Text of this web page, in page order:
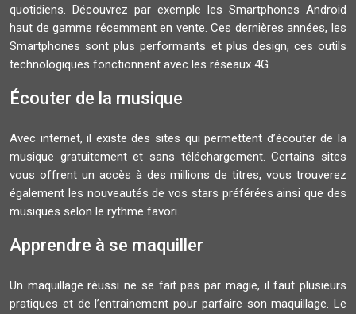
quotidiens. Découvrez par exemple les Smartphones Android
haut de gamme récemment en vente. Ces dernières années, les
Smartphones sont plus performants et plus design, ces outils
technologiques fonctionnent avec les réseaux 4G.
Écouter de la musique
Avec internet, il existe des sites qui permettent d’écouter de la
musique gratuitement et sans téléchargement. Certains sites
vous offrent un accès à des millions de titres, vous trouverez
également les nouveautés de vos stars préférées ainsi que des
musiques selon le rythme favori.
Apprendre à se maquiller
Un maquillage réussi ne se fait pas par magie, il faut plusieurs
pratiques et de l’entrainement pour parfaire son maquillage. Le